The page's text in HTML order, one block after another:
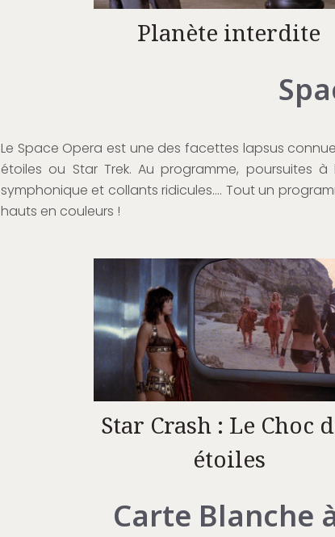
Planète interdite
Le Space Opera est une des facettes lapsus
étoiles ou Star Trek. Au programme, poursuites
symphonique et collants ridicules…. Tout un
hauts en couleurs !
Star Crash : Le Choc
étoiles
Carte Blanche